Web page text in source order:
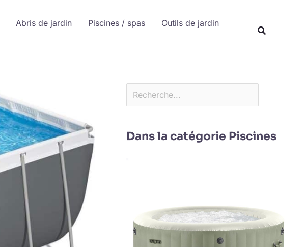
Abris de jardin Piscines / spas
Outils de jardin
Dans la catégorie Piscines